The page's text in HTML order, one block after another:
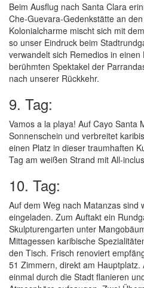
Beim Ausflug nach Santa Clara
Che-Guevara-Gedenkstätte an
Kolonialcharme mischt sich mit
so unser Eindruck beim
verwandelt sich Remedios in
berühmten Spektakel der
nach unserer Rückkehr.
9. Tag:
Vamos a la playa! Auf Cayo Santa
Sonnenschein und verbreitet
einen Platz in dieser traumhaften
Tag am weißen Strand mit All-
10. Tag:
Auf dem Weg nach Matanzas sind
eingeladen. Zum Auftakt ein
Skulpturengarten unter
Mittagessen karibische
den Tisch. Frisch renoviert
51 Zimmern, direkt am Hauptplatz.
einmal durch die Stadt flanieren